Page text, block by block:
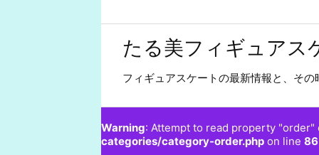
たる美フィギュアス
フィギュアスケートの最新情報と、そ
Warning: Attempt to read property
categories/category-order.php on line 86